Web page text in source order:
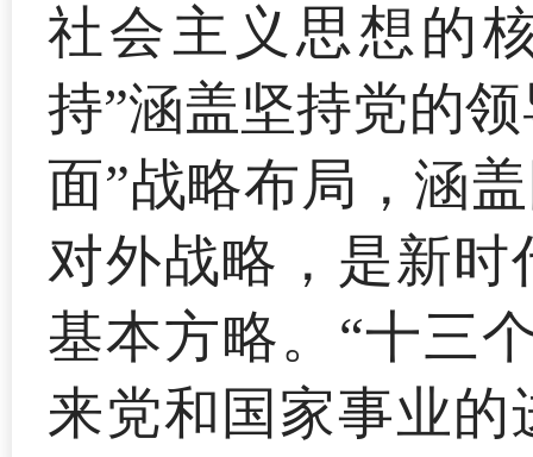
社会主义思想的
持”涵盖坚持党的
面”战略布局，涵
对外战略，是新
基本方略。“十三
来党和国家事业